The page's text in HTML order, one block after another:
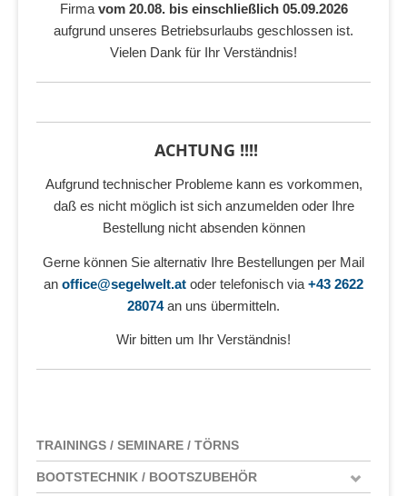
Firma vom 20.08. bis einschließlich 05.09.2026
aufgrund unseres Betriebsurlaubs geschlossen ist.
Vielen Dank für Ihr Verständnis!
ACHTUNG !!!!
Aufgrund technischer Probleme kann es vorkommen,
daß es nicht möglich ist sich anzumelden oder Ihre
Bestellung nicht absenden können
Gerne können Sie alternativ Ihre Bestellungen per Mail
an office@segelwelt.at oder telefonisch via +43 2622
28074an uns übermitteln.
Wir bitten um Ihr Verständnis!
TRAININGS / SEMINARE / TÖRNS
BOOTSTECHNIK / BOOTSZUBEHÖR